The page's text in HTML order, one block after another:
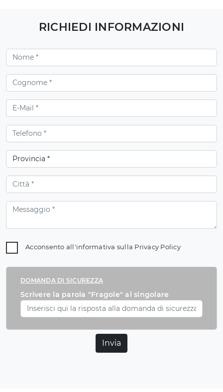
RICHIEDI INFORMAZIONI
Acconsento all'informativa sulla Privacy Policy
DOMANDA DI SICUREZZA
Scrivere la parola "Fragole" al singolare
Invia